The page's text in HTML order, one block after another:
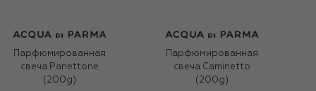
Парфюмированная
свеча Panettone
(200g)
Парфюмированная
свеча Caminetto
(200g)